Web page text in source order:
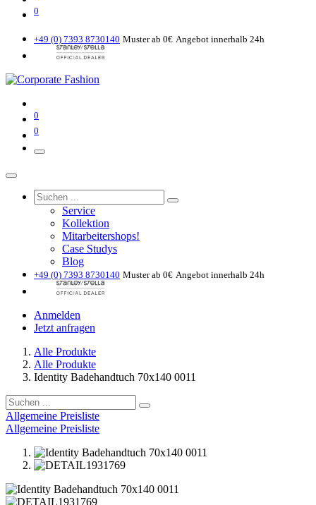
0
+49 (0) 7393 8730140 Muster ab 0€ Angebot innerhalb 24h
0
0
Service
Kollektion
Mitarbeitershops!
Case Studys
Blog
+49 (0) 7393 8730140 Muster ab 0€ Angebot innerhalb 24h
Anmelden
Jetzt anfragen
Alle Produkte
Alle Produkte
Identity Badehandtuch 70x140 0011
Allgemeine Preisliste
Allgemeine Preisliste